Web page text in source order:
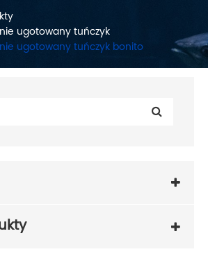
ugotowany tuńczyk
ugotowany tuńczyk bonito